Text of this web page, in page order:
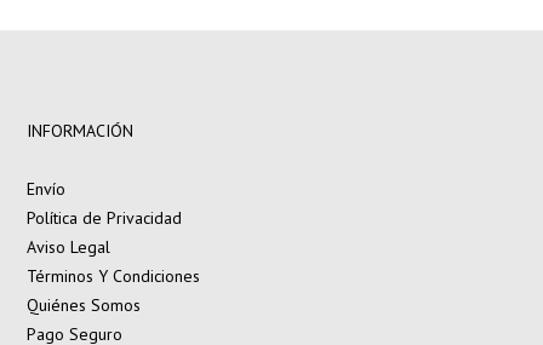
INFORMACIÓN
Envío
Política de Privacidad
Aviso Legal
Términos Y Condiciones
Quiénes Somos
Pago Seguro